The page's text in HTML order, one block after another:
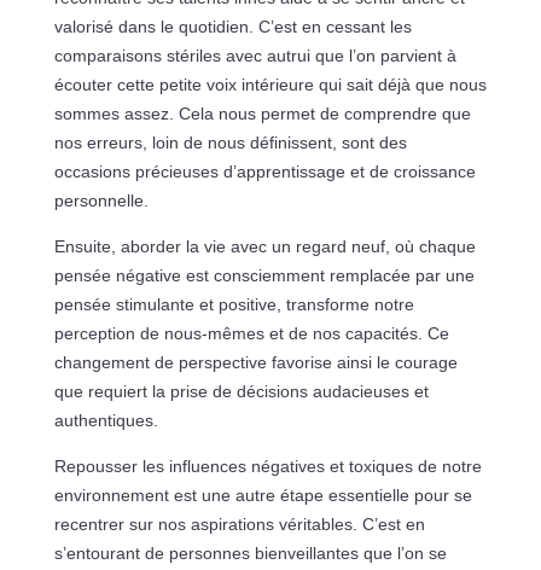
valorisé dans le quotidien. C’est en cessant les
comparaisons stériles avec autrui que l’on parvient à
écouter cette petite voix intérieure qui sait déjà que nous
sommes assez. Cela nous permet de comprendre que
nos erreurs, loin de nous définissent, sont des
occasions précieuses d’apprentissage et de croissance
personnelle.
Ensuite, aborder la vie avec un regard neuf, où chaque
pensée négative est consciemment remplacée par une
pensée stimulante et positive, transforme notre
perception de nous-mêmes et de nos capacités. Ce
changement de perspective favorise ainsi le courage
que requiert la prise de décisions audacieuses et
authentiques.
Repousser les influences négatives et toxiques de notre
environnement est une autre étape essentielle pour se
recentrer sur nos aspirations véritables. C’est en
s’entourant de personnes bienveillantes que l’on se